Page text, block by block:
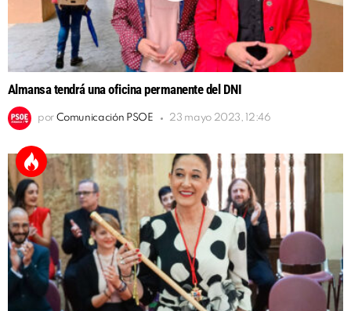
Almansa tendrá una oficina permanente del DNI
por Comunicación PSOE 23 mayo 2023, 12:46